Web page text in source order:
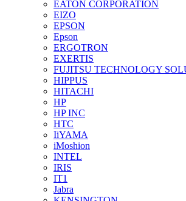
EATON CORPORATION
EIZO
EPSON
Epson
ERGOTRON
EXERTIS
FUJITSU TECHNOLOGY
HIPPUS
HITACHI
HP
HP INC
HTC
IiYAMA
iMoshion
INTEL
IRIS
IT1
Jabra